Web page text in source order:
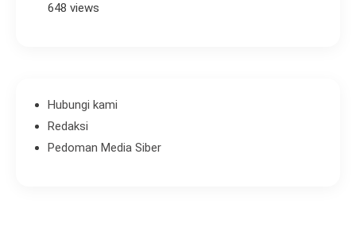
648 views
Hubungi kami
Redaksi
Pedoman Media Siber